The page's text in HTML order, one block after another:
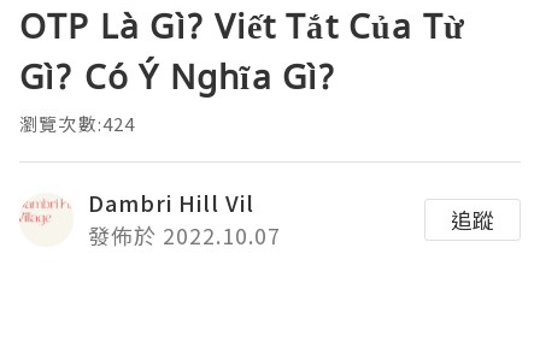
OTP Là Gì? Viết Tắt Của Từ
Gì? Có Ý Nghĩa Gì?
瀏覽次數:424
Dambri Hill Vil
發佈於 2022.10.07
追蹤